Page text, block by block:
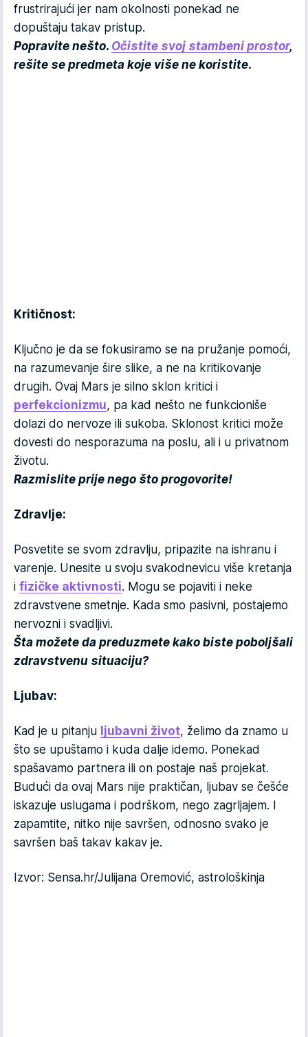
frustrirajući jer nam okolnosti ponekad ne
dopuštaju takav pristup.
Popravite nešto. Očistite svoj stambeni prostor,
rešite se predmeta koje više ne koristite.
Kritičnost:
Ključno je da se fokusiramo se na pružanje pomoći,
na razumevanje šire slike, a ne na kritikovanje
drugih. Ovaj Mars je silno sklon kritici i
perfekcionizmu, pa kad nešto ne funkcioniše
dolazi do nervoze ili sukoba. Sklonost kritici može
dovesti do nesporazuma na poslu, ali i u privatnom
životu.
Razmislite prije nego što progovorite!
Zdravlje:
Posvetite se svom zdravlju, pripazite na ishranu i
varenje. Unesite u svoju svakodnevicu više kretanja
i fizičke aktivnosti. Mogu se pojaviti i neke
zdravstvene smetnje. Kada smo pasivni, postajemo
nervozni i svadljivi.
Šta možete da preduzmete kako biste poboljšali
zdravstvenu situaciju?
Ljubav:
Kad je u pitanju ljubavni život, želimo da znamo u
što se upuštamo i kuda dalje idemo. Ponekad
spašavamo partnera ili on postaje naš projekat.
Budući da ovaj Mars nije praktičan, ljubav se češće
iskazuje uslugama i podrškom, nego zagrljajem. I
zapamtite, nitko nije savršen, odnosno svako je
savršen baš takav kakav je.
Izvor: Sensa.hr/Julijana Oremović, astrološkinja